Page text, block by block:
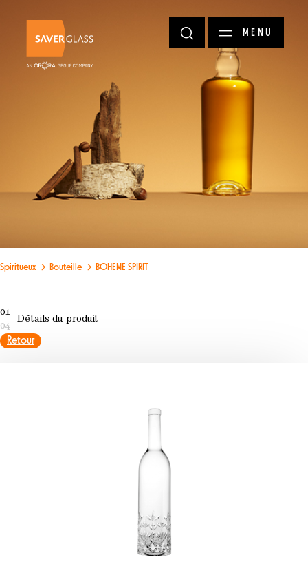
MENU
Spiritueux Bouteille BOHEME SPIRIT
01
04
Détails du produit
Retour